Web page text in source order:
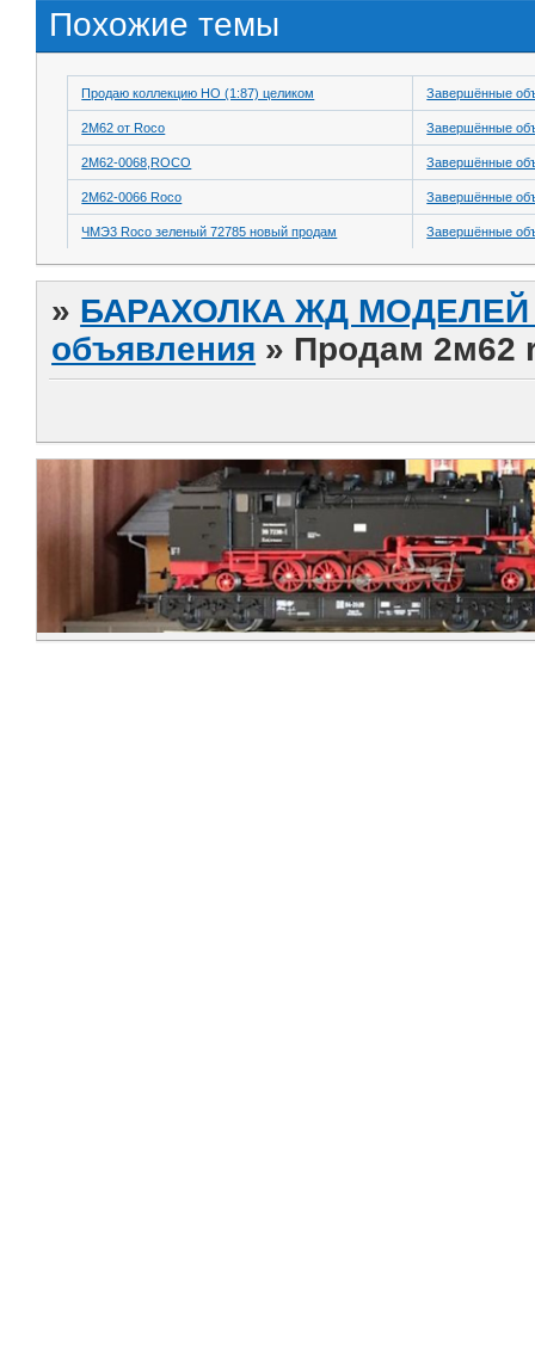
Похожие темы
Продаю коллекцию HO (1:87) целиком Завершённые
2М62 от Roco Завершённые
2М62-0068,ROCO Завершённые
2М62-0066 Roco Завершённые
ЧМЭ3 Roco зеленый 72785 новый продам Завершённые
» БАРАХОЛКА ЖД МОДЕЛЕЙ
объявления » Продам 2м62